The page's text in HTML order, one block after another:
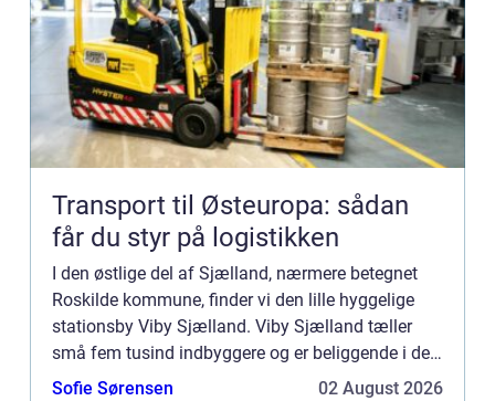
Transport til Østeuropa: sådan
får du styr på logistikken
I den østlige del af Sjælland, nærmere betegnet
Roskilde kommune, finder vi den lille hyggelige
stationsby Viby Sjælland. Viby Sjælland tæller
små fem tusind indbyggere og er beliggende i det
område som kaldes Syv Sogn. Byens klejne
Sofie Sørensen 02 August 2026